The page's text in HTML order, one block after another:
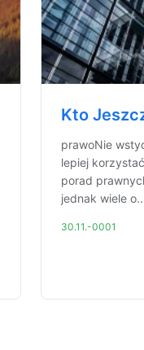
Kto
prawoNie
lepiej
porad
jednak wiele
30.11.-0001